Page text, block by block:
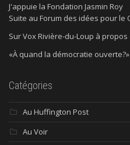
J'appuie la Fondation Jasmin Roy
Suite au Forum des idées pour le
Sur Vox Rivière-du-Loup à
«À quand la démocratie
Catégories
Au Huffington Post
Au Voir